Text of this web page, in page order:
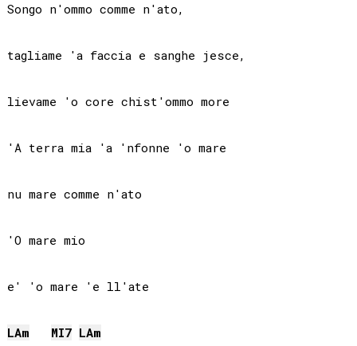
Songo n'ommo comme n'ato,
tagliame 'a faccia e sanghe jesce,
lievame 'o core chist'ommo more
'A terra mia 'a 'nfonne 'o mare
nu mare comme n'ato
'O mare mio
e' 'o mare 'e ll'ate
LAm MI7 LAm